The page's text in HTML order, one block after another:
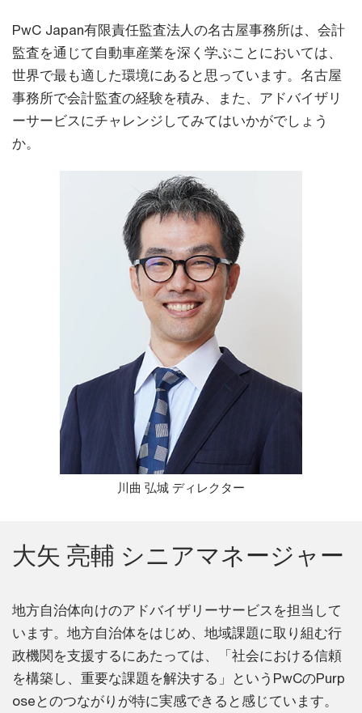
川曲 弘城 ディレクター
PwC Japan有限責任監査法人の名古屋事務所は、会計
監査を通じて自動車産業を深く学ぶことにおいては、
世界で最も適した環境にあると思っています。名古屋
事務所で会計監査の経験を積み、また、アドバイザリ
ーサービスにチャレンジしてみてはいかがでしょう
か。
大矢 亮輔 シニアマネージャー
地方自治体向けのアドバイザリーサービスを担当して
います。地方自治体をはじめ、地域課題に取り組む行
政機関を支援するにあたっては、「社会における信頼
を構築し、重要な課題を解決する」というPwCのPurp
oseとのつながりが特に実感できると感じています。